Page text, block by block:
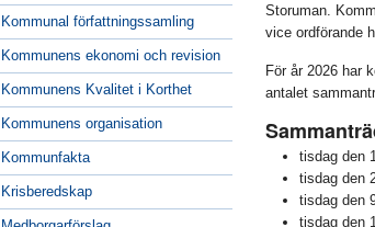
Kommunal författningssamling
Kommunens ekonomi och revision
Kommunens Kvalitet i Korthet
Kommunens organisation
Kommunfakta
Krisberedskap
Storuman.
vice ordförande
För år 2026 har
antalet
tisdag den
tisdag den
tisdag den
tisdag den